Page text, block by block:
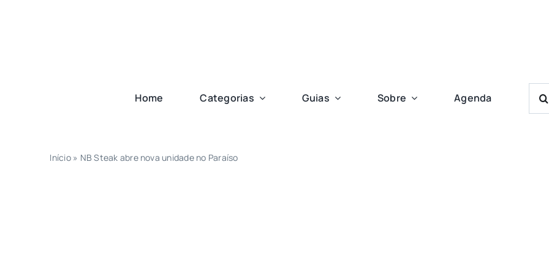
Home Categorias Guias Sobre Agenda
Início» NB Steak abre nova unidade no Paraíso